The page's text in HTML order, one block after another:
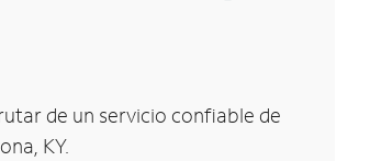
de un servicio confiable de
KY.